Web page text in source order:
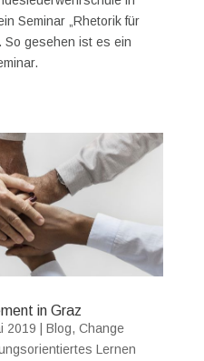
Seminar „Rhetorik für
So gesehen ist es ein
in Graz
2019 | Blog, Change
Lernen